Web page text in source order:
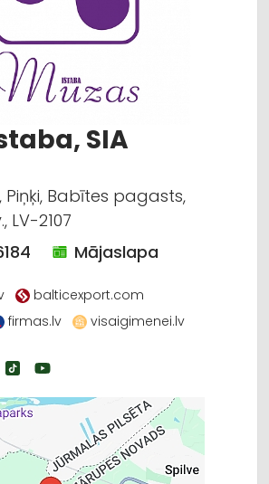
SIA
Piņķi, Babītes pagasts,
LV-2107
Mājaslapa
balticexport.com
firmas.lv visaigimenei.lv